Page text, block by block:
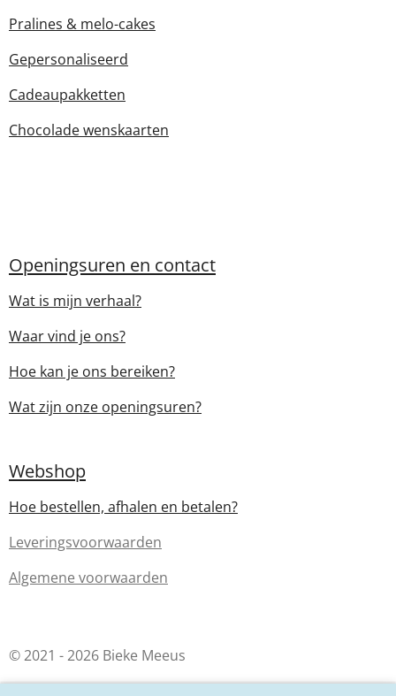
Pralines & melo-cakes
Gepersonaliseerd
Cadeaupakketten
Chocolade wenskaarten
Openingsuren en contact
Wat is mijn verhaal?
Waar vind je ons?
Hoe kan je ons bereiken?
Wat zijn onze openingsuren?
Webshop
Hoe bestellen, afhalen en betalen?
Leveringsvoorwaarden
Algemene voorwaarden
© 2021 - 2026 Bieke Meeus